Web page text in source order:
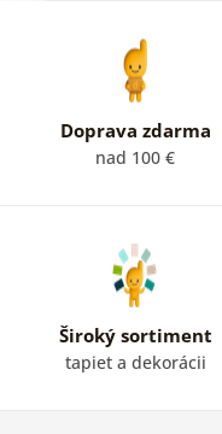
Doprava zdarma
nad 100 €
Široký sortiment
tapiet a dekorácii